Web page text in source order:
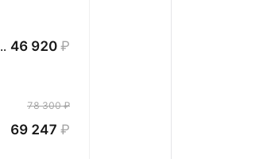
Snapdragon 8, 16ГБ/512ГБ, EU 46 920 ₽
78 300 ₽
69 247 ₽